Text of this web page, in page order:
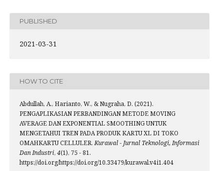
PUBLISHED
2021-03-31
HOW TO CITE
Abdullah, A., Harianto, W., & Nugraha, D. (2021).
PENGAPLIKASIAN PERBANDINGAN METODE MOVING
AVERAGE DAN EXPONENTIAL SMOOTHING UNTUK
MENGETAHUI TREN PADA PRODUK KARTU XL DI TOKO
OMAHKARTU CELLULER.Kurawal - Jurnal Teknologi, Informasi
Dan Industri, 4(1), 75 - 81.
https://doi.org/https://doi.org/10.33479/kurawal.v4i1.404